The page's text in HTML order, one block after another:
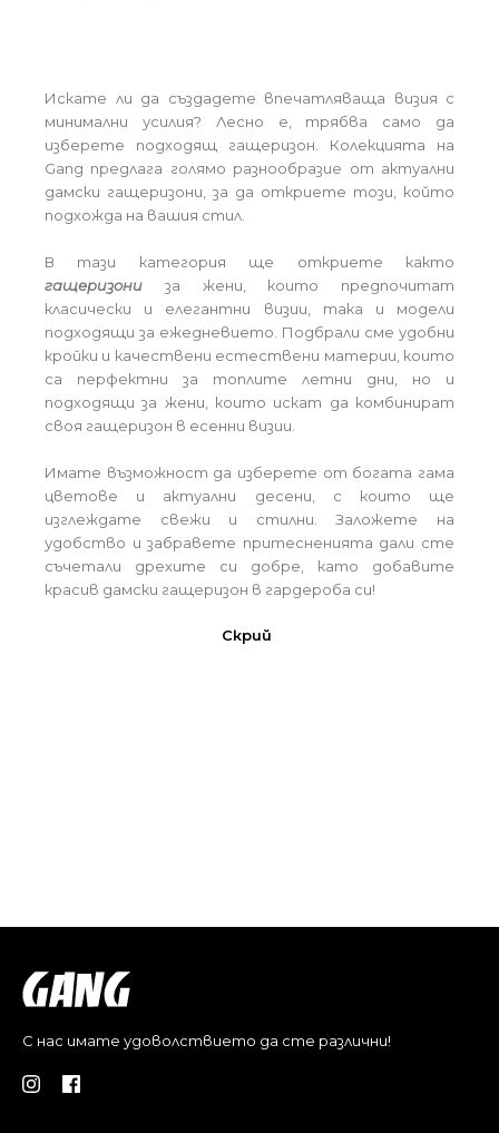
Искате ли да създадете впечатляваща визия с
минимални усилия? Лесно е, трябва само да
изберете подходящ гащеризон. Колекцията на
Gang предлага голямо разнообразие от актуални
дамски гащеризони, за да откриете този, който
подхожда на вашия стил.
В тази категория ще откриете както
гащеризони за жени, които предпочитат
класически и елегантни визии, така и модели
подходящи за ежедневието. Подбрали сме удобни
кройки и качествени естествени материи, които
са перфектни за топлите летни дни, но и
подходящи за жени, които искат да комбинират
своя гащеризон в есенни визии.
Имате възможност да изберете от богата гама
цветове и актуални десени, с които ще
изглеждате свежи и стилни. Заложете на
удобство и забравете притесненията дали сте
съчетали дрехите си добре, като добавите
красив дамски гащеризон в гардероба си!
Скрий
С нас имате удоволствието да сте различни!